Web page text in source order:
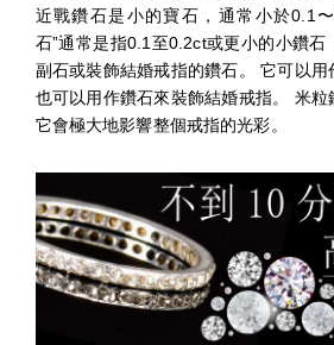
近戰鑽石是小的寶石，通常小於0.1
石”通常是指0.1至0.2ct或更小的小鑽石
副石或裝飾結婚戒指的鑽石。 它可以用
也可以用作鑽石來裝飾結婚戒指。 米粒
它會極大地影響整個戒指的光彩。